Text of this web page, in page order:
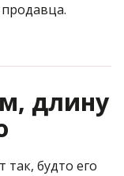
длину
так, будто его